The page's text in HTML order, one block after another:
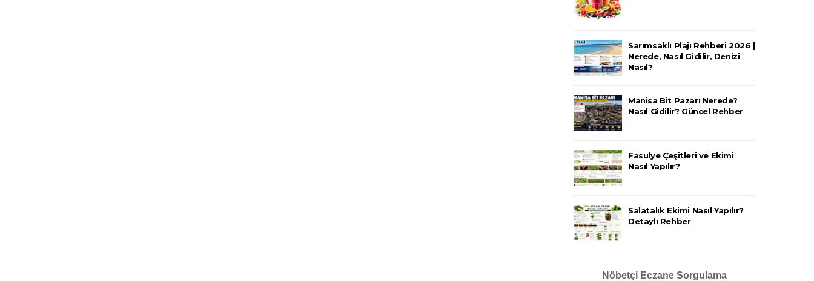
Sarımsaklı Plajı Rehberi 2026 |
Nerede, Nasıl Gidilir, Denizi
Nasıl?
Manisa Bit Pazarı Nerede?
Nasıl Gidilir? Güncel Rehber
Fasulye Çeşitleri ve Ekimi
Nasıl Yapılır?
Salatalık Ekimi Nasıl Yapılır?
Detaylı Rehber
Nöbetçi Eczane Sorgulama